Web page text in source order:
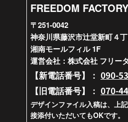
FREEDOM FACTORY
〒251-0042
神奈川県藤沢市辻堂新町４
湘南モールフィル 1F
運営会社：株式会社 フリ
【新電話番号】： 090-
【旧電話番号】： 070-
デザインファイル入稿は、上
接添付いただいてもOKです。